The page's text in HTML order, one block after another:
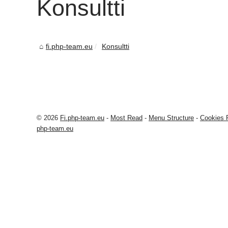
Konsultti
fi.php-team.eu Konsultti
© 2026 Fi.php-team.eu - Most Read - Menu Structure - Cookies
php-team.eu